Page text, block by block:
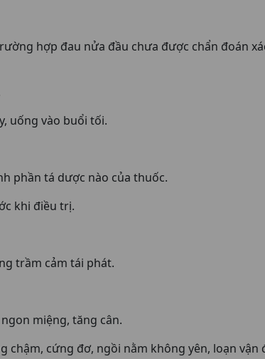
hợp đau nửa đầu chưa được chẩn đoán
uống vào buổi tối.
phần tá dược nào của thuốc.
khi điều trị.
trầm cảm tái phát.
miệng, tăng cân.
chậm, cứng đơ, ngồi nằm không yên, loạn